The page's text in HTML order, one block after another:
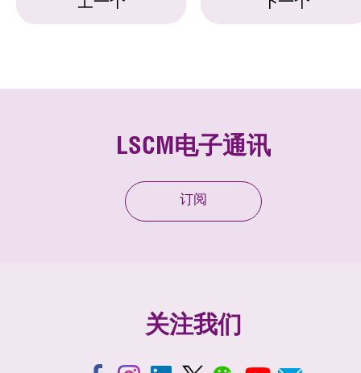
上一个 下一个
LSCM电子通讯
订阅
关注我们